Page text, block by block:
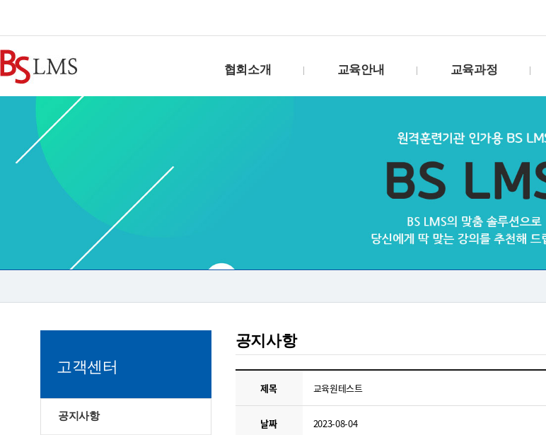
협회소개 교육안내
훈련비용 환급방법
훈련과정 개발절차
교육과정
수강신청B(생방송)
수강신청(화상)
패키지
강연캘린더
고객센터
공지사항
공지사항
제목 교육원테스트
날짜 2023-08-04